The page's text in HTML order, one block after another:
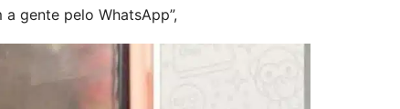
gente pelo WhatsApp”,